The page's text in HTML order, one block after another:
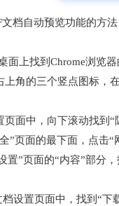
档自动预览功能的方法
面上找到Chrome浏览
角的三个竖点图标，
面中，向下滚动找到“
”页面的最下面，点击“
置”页面的“内容”部分
设置页面中，找到“